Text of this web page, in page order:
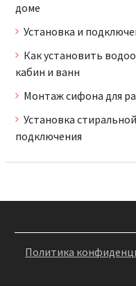
доме
Установка и
Как установить
кабин и ванн
Монтаж сифона для
Установка
подключения
Политика